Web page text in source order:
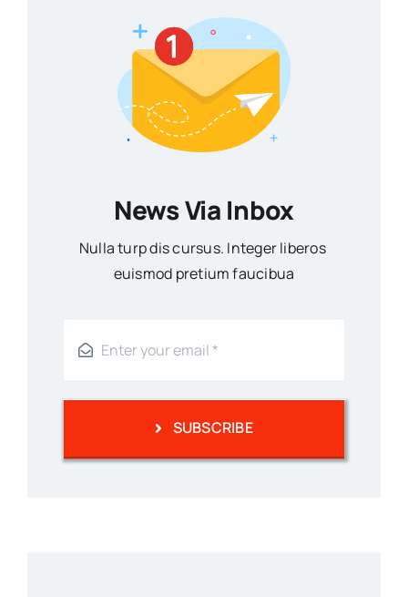
News Via Inbox
Nulla turp dis cursus. Integer liberos
euismod pretium faucibua
SUBSCRIBE